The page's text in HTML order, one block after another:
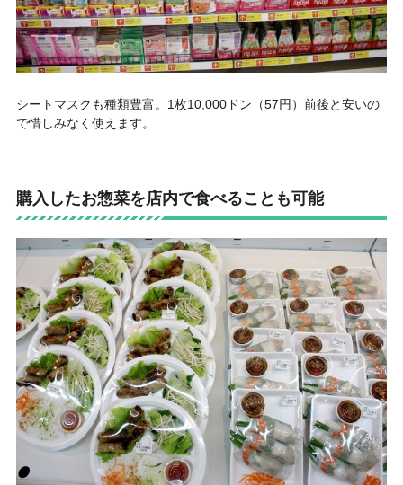
シートマスクも種類豊富。1枚10,000ドン（57円）前後と安いの
で惜しみなく使えます。
購入したお惣菜を店内で食べることも可能